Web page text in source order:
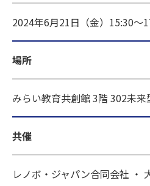
2024年6月21日（金）15:30～
場所
みらい教育共創館 3階 302未来
共催
レノボ・ジャパン合同会社 ・